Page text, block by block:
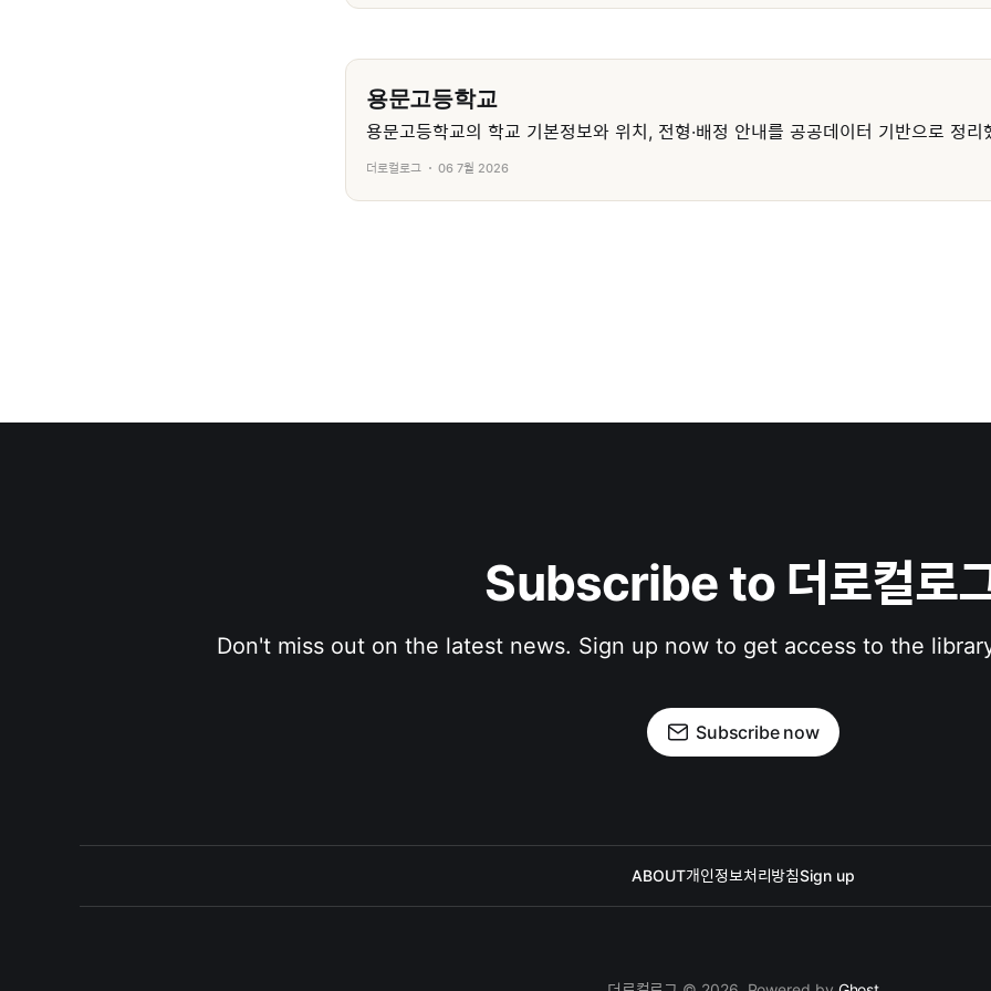
용문고등학교
용문고등학교의 학교 기본정보와 위치, 전형·배정 안내를 공공데이터 기반으로 정리
더로컬로그 06 7월 2026
Subscribe to 더로컬로
Don't miss out on the latest news. Sign up now to get access to the
Subscribe now
ABOUT개인정보처리방침Sign up